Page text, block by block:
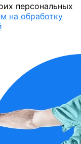
персональных
на обработку